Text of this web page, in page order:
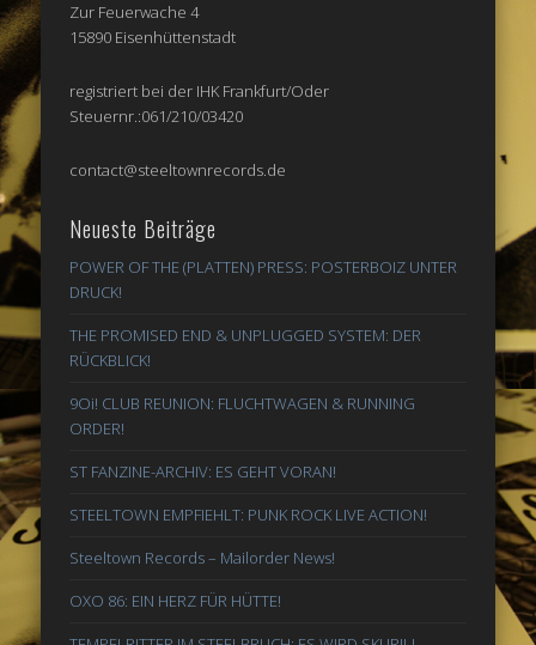
Zur Feuerwache 4
15890 Eisenhüttenstadt
registriert bei der IHK Frankfurt/Oder
Steuernr.:061/210/03420
contact@steeltownrecords.de
Neueste Beiträge
POWER OF THE (PLATTEN) PRESS: POSTERBOIZ UNTER
DRUCK!
THE PROMISED END & UNPLUGGED SYSTEM: DER
RÜCKBLICK!
9Oi! CLUB REUNION: FLUCHTWAGEN & RUNNING
ORDER!
ST FANZINE-ARCHIV: ES GEHT VORAN!
STEELTOWN EMPFIEHLT: PUNK ROCK LIVE ACTION!
Steeltown Records – Mailorder News!
OXO 86: EIN HERZ FÜR HÜTTE!